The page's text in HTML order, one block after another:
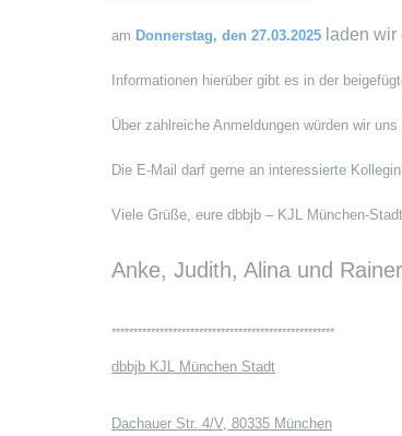
am Donnerstag, den 27.03.2025 laden
Informationen hierüber gibt es in der
Über zahlreiche Anmeldungen würden wir uns
Die E-Mail darf gerne an interessierte
Viele Grüße, eure dbbjb – KJL München-Stadt
Anke, Judith, Alina und Rainer
***************************************************
dbbjb KJL München Stadt
Dachauer Str. 4/V, 80335 München